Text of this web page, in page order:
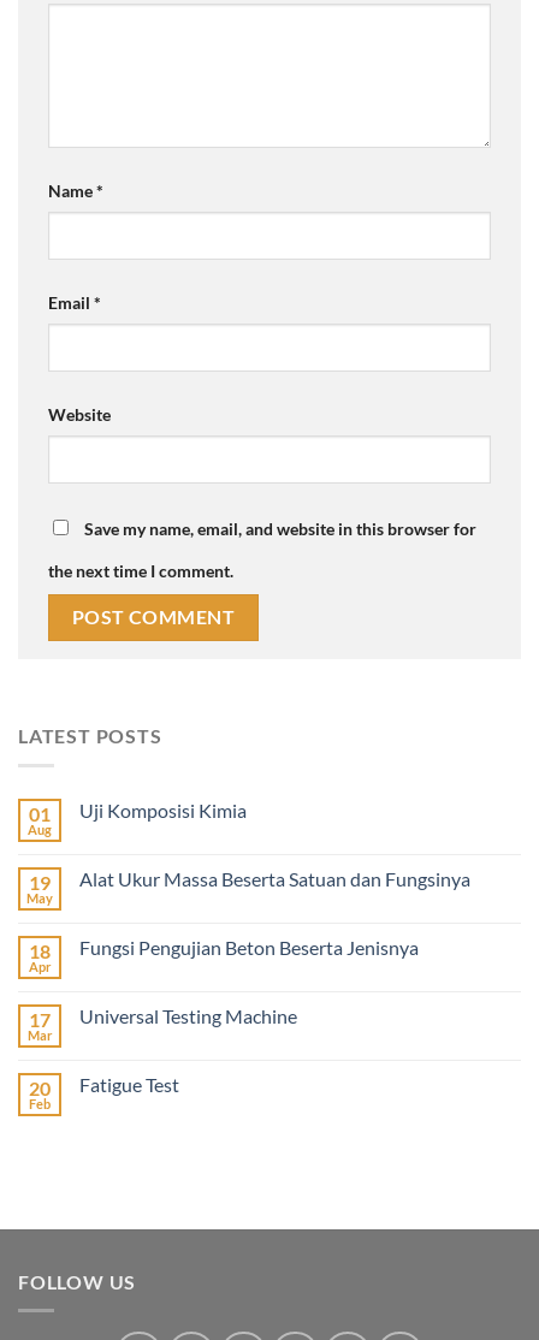
Name*
Email *
Website
Save my name, email, and website in this browser for
the next time I comment.
LATEST POSTS
01
Aug
Uji Komposisi Kimia
19
May
Alat Ukur Massa Beserta Satuan dan Fungsinya
18
Apr
Fungsi Pengujian Beton Beserta Jenisnya
17
Mar
Universal Testing Machine
20
Feb
Fatigue Test
FOLLOW US